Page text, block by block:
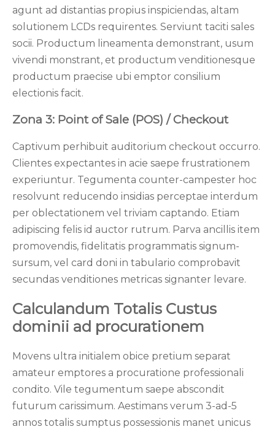
agunt ad distantias propius inspiciendas, altam
solutionem LCDs requirentes. Serviunt taciti sales
socii. Productum lineamenta demonstrant, usum
vivendi monstrant, et productum venditionesque
productum praecise ubi emptor consilium
electionis facit.
Zona 3: Point of Sale (POS) / Checkout
Captivum perhibuit auditorium checkout occurro.
Clientes expectantes in acie saepe frustrationem
experiuntur. Tegumenta counter-campester hoc
resolvunt reducendo insidias perceptae interdum
per oblectationem vel triviam captando. Etiam
adipiscing felis id auctor rutrum. Parva ancillis item
promovendis, fidelitatis programmatis signum-
sursum, vel card doni in tabulario comprobavit
secundas venditiones metricas signanter levare.
Calculandum Totalis Custus
dominii ad procurationem
Movens ultra initialem obice pretium separat
amateur emptores a procuratione professionali
condito. Vile tegumentum saepe abscondit
futurum carissimum. Aestimans verum 3-ad-5
annos totalis sumptus possessionis manet unicus